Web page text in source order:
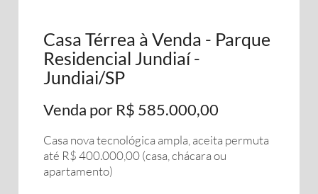
Casa Térrea à Venda - Parque
Residencial Jundiaí -
Jundiai/SP
Venda por R$ 585.000,00
Casa nova tecnológica ampla, aceita permuta
até R$ 400.000,00 (casa, chácara ou
apartamento)